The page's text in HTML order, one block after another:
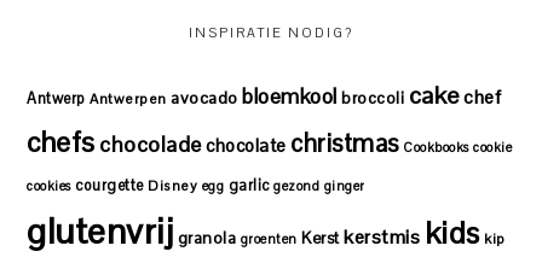
INSPIRATIE NODIG?
Antwerp Antwerpen avocado bloemkool broccoli cakechef
chefs chocoladechocolate christmas Cookbooks cookie
cookies courgette Disney egg garlic gezond ginger
glutenvrij granola groenten Kerst kerstmis kids kip